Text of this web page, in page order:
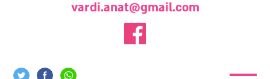
vardi.anat@gmail.com